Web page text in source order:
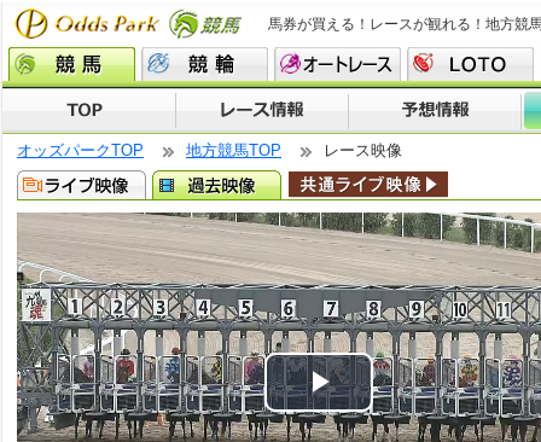
馬券が買える！レースが観れる！地方競
オッズパークTOP 地方競馬TOP レース映像
Play